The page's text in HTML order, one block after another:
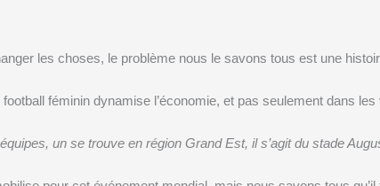
les choses, le problème nous le savons tous est une
féminin dynamise l’économie, et pas seulement dans
un se trouve en région Grand Est, il s’agit du stade